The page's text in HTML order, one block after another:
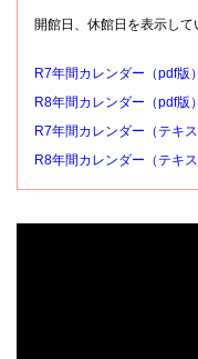
開館日、休館日を表示して
R7年間カレンダー（pdf版）
R8年間カレンダー（pdf版）
R7年間カレンダー（テキス
R8年間カレンダー（テキス